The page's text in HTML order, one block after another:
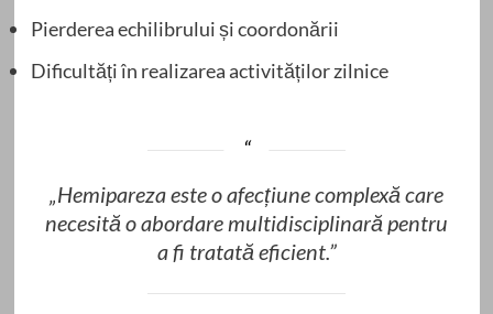
Pierderea echilibrului și coordonării
Dificultăți în realizarea activităților zilnice
„Hemipareza este o afecțiune complexă care
necesită o abordare multidisciplinară pentru
a fi tratată eficient.”